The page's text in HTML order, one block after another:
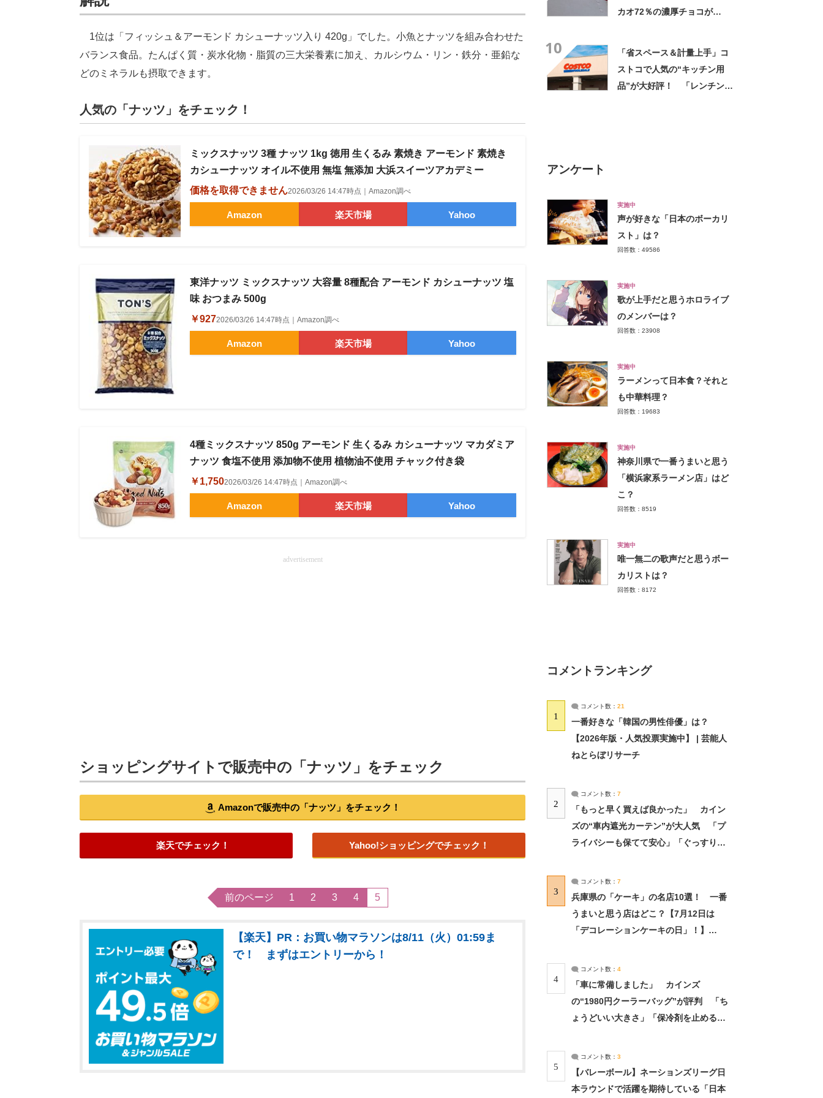
1位は「フィッシュ＆アーモンド カシューナッツ入り 420g」でした。小魚とナッツを組み合わせた
バランス食品。たんぱく質・炭水化物・脂質の三大栄養素に加え、カルシウム・リン・鉄分・亜鉛な
どのミネラルも摂取できます。
人気の「ナッツ」をチェック！
ミックスナッツ 3種 ナッツ 1kg 徳用 生くるみ 素焼き アーモンド 素焼き
カシューナッツ オイル不使用 無塩 無添加 大浜スイーツアカデミー
価格を取得できません2026/03/26 14:47時点｜Amazon調べ
Amazon 楽天市場 Yahoo
東洋ナッツ ミックスナッツ 大容量 8種配合 アーモンド カシューナッツ 塩
味 おつまみ 500g
￥9272026/03/26 14:47時点｜Amazon調べ
Amazon 楽天市場 Yahoo
4種ミックスナッツ 850g アーモンド 生くるみ カシューナッツ マカダミア
ナッツ 食塩不使用 添加物不使用 植物油不使用 チャック付き袋
￥1,7502026/03/26 14:47時点｜Amazon調べ
Amazon 楽天市場 Yahoo
advertisement
ショッピングサイトで販売中の「ナッツ」をチェック
Amazonで販売中の「ナッツ」をチェック！
楽天でチェック！ Yahoo!ショッピングでチェック！
前のページ 1 2 3 4 5
【楽天】PR：お買い物マラソンは8/11（火）01:59ま
で！ まずはエントリーから！
カオ72％の濃厚チョコが
10
「省スペース＆計量上手」コ
ストコで人気の“キッチン用
品”が大好評！ 「レンチン出
アンケート
実施中
声が好きな「日本のボーカリ
スト」は？
回答数：49586
実施中
歌が上手だと思うホロライブ
のメンバーは？
回答数：23908
実施中
ラーメンって日本食？それと
も中華料理？
回答数：19683
実施中
神奈川県で一番うまいと思う
「横浜家系ラーメン店」はど
こ？
回答数：8519
実施中
唯一無二の歌声だと思うボー
カリストは？
回答数：8172
コメントランキング
1
コメント数： 21
一番好きな「韓国の男性俳優」は？
【2026年版・人気投票実施中】 | 芸能人
ねとらぼリサーチ
2
コメント数： 7
「もっと早く買えば良かった」 カイン
ズの“車内遮光カーテン”が大人気 「プ
ライバシーも保てて安心」「ぐっすり眠
3
コメント数： 7
兵庫県の「ケーキ」の名店10選！ 一番
うまいと思う店はどこ？【7月12日は
「デコレーションケーキの日」！】
4
コメント数： 4
「車に常備しました」 カインズ
の“1980円クーラーバッグ”が評判 「ち
ょうどいい大きさ」「保冷剤を止めるベ
5
コメント数： 3
【バレーボール】ネーションズリーグ日
本ラウンドで活躍を期待している「日本